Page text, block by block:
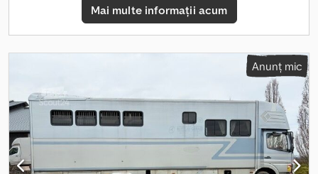
Mai multe informații acum
Anunț mic